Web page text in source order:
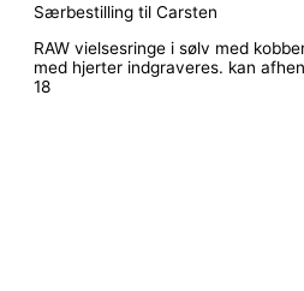
Særbestilling til Carsten
RAW vielsesringe i sølv med
med hjerter indgraveres. kan
18